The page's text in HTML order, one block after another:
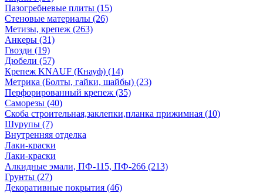
Пазогребневые плиты (15)
Стеновые материалы (26)
Метизы, крепеж (263)
Анкеры (31)
Гвозди (19)
Дюбели (57)
Крепеж KNAUF (Кнауф) (14)
Метрика (Болты, гайки, шайбы) (23)
Перфорированный крепеж (35)
Саморезы (40)
Скоба строительная,заклепки,планка прижимная (10)
Шурупы (7)
Внутренняя отделка
Лаки-краски
Лаки-краски
Алкидные эмали, ПФ-115, ПФ-266 (213)
Грунты (27)
Декоративные покрытия (46)